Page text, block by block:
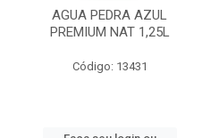
AGUA PEDRA AZUL
PREMIUM NAT 1,25L
Código: 13431